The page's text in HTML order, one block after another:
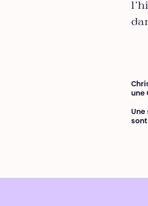
une
Une
sont